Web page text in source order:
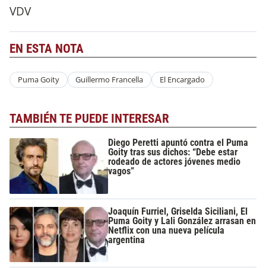
VDV
EN ESTA NOTA
Puma Goity Guillermo Francella El Encargado
TAMBIÉN TE PUEDE INTERESAR
Diego Peretti apuntó contra el Puma
Goity tras sus dichos: “Debe estar
rodeado de actores jóvenes medio
vagos”
Joaquín Furriel, Griselda Siciliani, El
Puma Goity y Lali González arrasan en
Netflix con una nueva película
argentina